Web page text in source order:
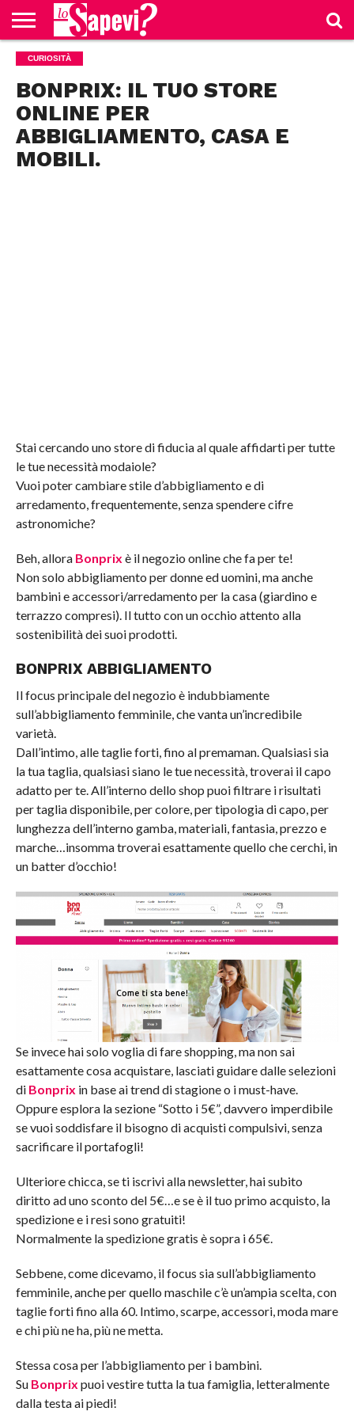
CURIOSITÀ
BENESSERE
GOSSIP
PRODOTTI
NEWS
CASA E
CURIOSITÀ
BONPRIX: IL TUO STORE
ONLINE PER
ABBIGLIAMENTO, CASA E
MOBILI.
Stai cercando uno store di fiducia al quale affidarti per tutte
le tue necessità modaiole?
Vuoi poter cambiare stile d’abbigliamento e di
arredamento, frequentemente, senza spendere cifre
astronomiche?
Beh, allora Bonprix è il negozio online che fa per te!
Non solo abbigliamento per donne ed uomini, ma anche
bambini e accessori/arredamento per la casa (giardino e
terrazzo compresi). Il tutto con un occhio attento alla
sostenibilità dei suoi prodotti.
BONPRIX ABBIGLIAMENTO
Il focus principale del negozio è indubbiamente
sull’abbigliamento femminile, che vanta un’incredibile
varietà.
Dall’intimo, alle taglie forti, fino al premaman. Qualsiasi sia
la tua taglia, qualsiasi siano le tue necessità, troverai il capo
adatto per te. All’interno dello shop puoi filtrare i risultati
per taglia disponibile, per colore, per tipologia di capo, per
lunghezza dell’interno gamba, materiali, fantasia, prezzo e
marche…insomma troverai esattamente quello che cerchi, in
un batter d’occhio!
Se invece hai solo voglia di fare shopping, ma non sai
esattamente cosa acquistare, lasciati guidare dalle selezioni
di Bonprix in base ai trend di stagione o i must-have.
Oppure esplora la sezione “Sotto i 5€”, davvero imperdibile
se vuoi soddisfare il bisogno di acquisti compulsivi, senza
sacrificare il portafogli!
Ulteriore chicca, se ti iscrivi alla newsletter, hai subito
diritto ad uno sconto del 5€…e se è il tuo primo acquisto, la
spedizione e i resi sono gratuiti!
Normalmente la spedizione gratis è sopra i 65€.
Sebbene, come dicevamo, il focus sia sull’abbigliamento
femminile, anche per quello maschile c’è un’ampia scelta, con
taglie forti fino alla 60. Intimo, scarpe, accessori, moda mare
e chi più ne ha, più ne metta.
Stessa cosa per l’abbigliamento per i bambini.
Su Bonprix puoi vestire tutta la tua famiglia, letteralmente
dalla testa ai piedi!